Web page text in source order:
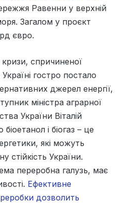
Равенни у верхній
Загалом у проєкт
євро.
спричиненої
гостро постало
джерел енергії,
міністра аграрної
України Віталій
і біогаз – це
які можуть
стійкість України.
переробна галузь, має
Ефективне
дозволить